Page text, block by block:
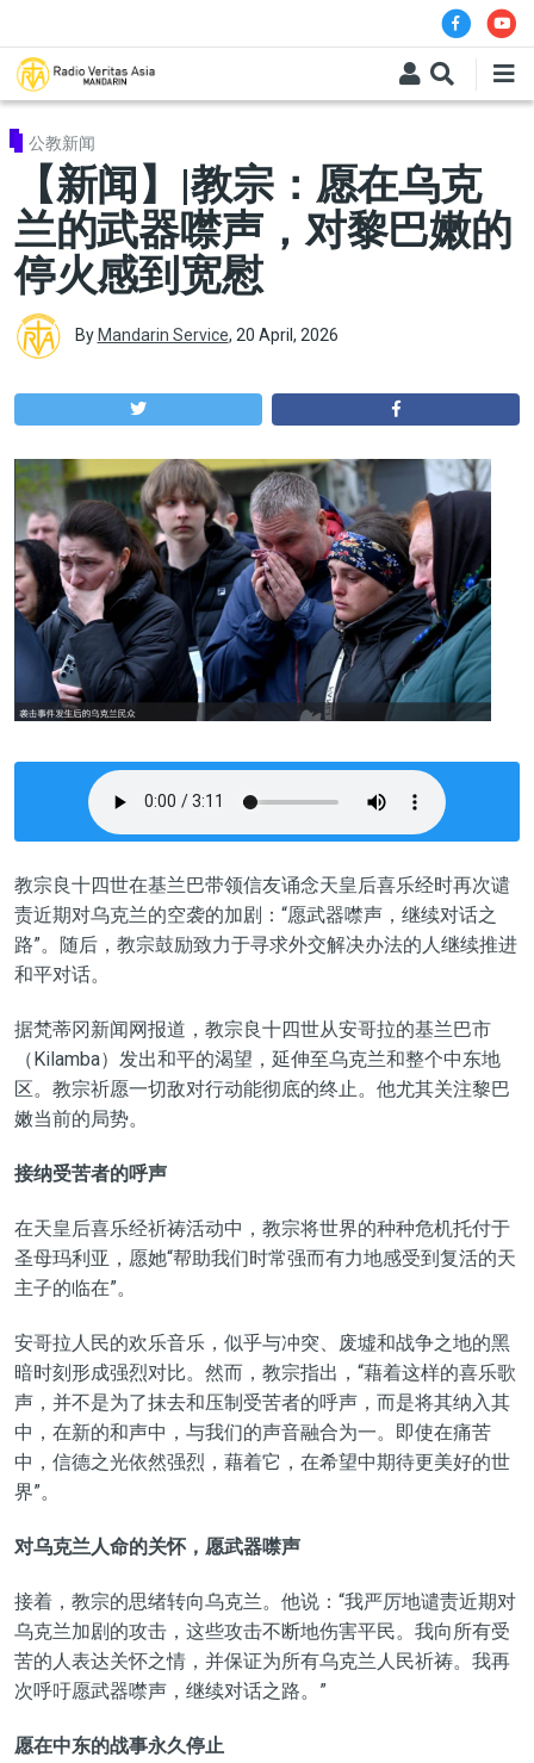
公教新闻
【新闻】|教宗：愿在乌克
兰的武器噤声，对黎巴嫩的
停火感到宽慰
By Mandarin Service, 20 April, 2026
教宗良十四世在基兰巴带领信友诵念天皇后喜乐经时再次谴
责近期对乌克兰的空袭的加剧：“愿武器噤声，继续对话之
路”。随后，教宗鼓励致力于寻求外交解决办法的人继续推进
和平对话。
据梵蒂冈新闻网报道，教宗良十四世从安哥拉的基兰巴市
（Kilamba）发出和平的渴望，延伸至乌克兰和整个中东地
区。教宗祈愿一切敌对行动能彻底的终止。他尤其关注黎巴
嫩当前的局势。
接纳受苦者的呼声
在天皇后喜乐经祈祷活动中，教宗将世界的种种危机托付于
圣母玛利亚，愿她“帮助我们时常强而有力地感受到复活的天
主子的临在”。
安哥拉人民的欢乐音乐，似乎与冲突、废墟和战争之地的黑
暗时刻形成强烈对比。然而，教宗指出，“藉着这样的喜乐歌
声，并不是为了抹去和压制受苦者的呼声，而是将其纳入其
中，在新的和声中，与我们的声音融合为一。即使在痛苦
中，信德之光依然强烈，藉着它，在希望中期待更美好的世
界”。
对乌克兰人命的关怀，愿武器噤声
接着，教宗的思绪转向乌克兰。他说：“我严厉地谴责近期对
乌克兰加剧的攻击，这些攻击不断地伤害平民。我向所有受
苦的人表达关怀之情，并保证为所有乌克兰人民祈祷。我再
次呼吁愿武器噤声，继续对话之路。”
愿在中东的战事永久停止